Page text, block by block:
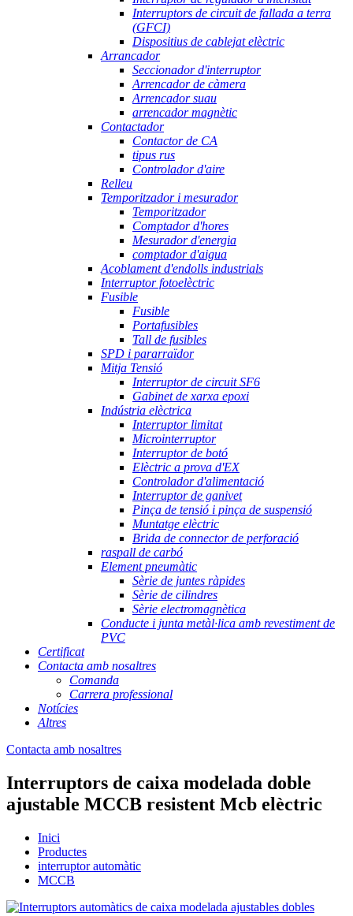
Interruptors de circuit de fallada a terra
(GFCI)
Dispositius de cablejat elèctric
Arrancador
Seccionador d'interruptor
Arrencador de càmera
Arrencador suau
arrencador magnètic
Contactador
Contactor de CA
tipus rus
Controlador d'aire
Relleu
Temporitzador i mesurador
Temporitzador
Comptador d'hores
Mesurador d'energia
comptador d'aigua
Acoblament d'endolls industrials
Interruptor fotoelèctric
Fusible
Fusible
Portafusibles
Tall de fusibles
SPD i pararraïdor
Mitja Tensió
Interruptor de circuit SF6
Gabinet de xarxa epoxi
Indústria elèctrica
Interruptor limitat
Microinterruptor
Interruptor de botó
Elèctric a prova d'EX
Controlador d'alimentació
Interruptor de ganivet
Pinça de tensió i pinça de suspensió
Muntatge elèctric
Brida de connector de perforació
raspall de carbó
Element pneumàtic
Sèrie de juntes ràpides
Sèrie de cilindres
Sèrie electromagnètica
Conducte i junta metàl·lica amb revestiment de
PVC
Certificat
Contacta amb nosaltres
Comanda
Carrera professional
Notícies
Altres
Contacta amb nosaltres
Interruptors de caixa modelada doble
ajustable MCCB resistent Mcb elèctric
Inici
Productes
interruptor automàtic
MCCB